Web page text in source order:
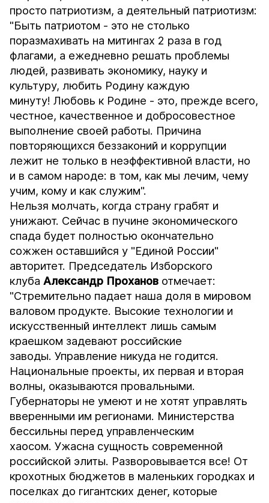
просто патриотизм, а деятельный патриотизм:
"Быть патриотом - это не столько
поразмахивать на митингах 2 раза в год
флагами, а ежедневно решать проблемы
людей, развивать экономику, науку и
культуру, любить Родину каждую
минуту! Любовь к Родине - это, прежде всего,
честное, качественное и добросовестное
выполнение своей работы. Причина
повторяющихся беззаконий и коррупции
лежит не только в неэффективной власти, но
и в самом народе: в том, как мы лечим, чему
учим, кому и как служим".
Нельзя молчать, когда страну грабят и
унижают. Сейчас в пучине экономического
спада будет полностью окончательно
сожжен оставшийся у "Единой России"
авторитет. Председатель Изборского
клубаАлександр Проханов отмечает:
"Стремительно падает наша доля в мировом
валовом продукте. Высокие технологии и
искусственный интеллект лишь самым
краешком задевают российские
заводы. Управление никуда не годится.
Национальные проекты, их первая и вторая
волны, оказываются провальными.
Губернаторы не умеют и не хотят управлять
вверенными им регионами. Министерства
бессильны перед управленческим
хаосом. Ужасна сущность современной
российской элиты. Разворовывается все! От
крохотных бюджетов в маленьких городках и
поселках до гигантских денег, которые